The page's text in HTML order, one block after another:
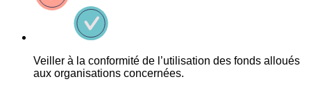
Veiller à la conformité de l’utilisation des fonds alloués
aux organisations concernées.